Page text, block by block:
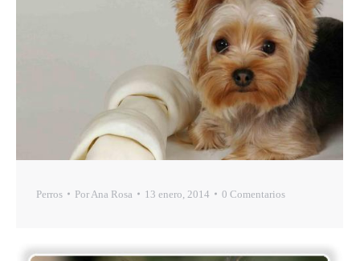
Perros Por Ana Rosa 13 enero, 2014 0 Comentarios